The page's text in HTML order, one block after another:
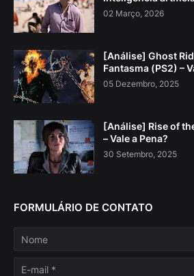
02 Março, 2026
[Análise] Ghost
Fantasma (PS2) –
05 Dezembro, 2025
[Análise] Rise of
– Vale a Pena?
30 Setembro, 2025
FORMULÁRIO DE CONTATO